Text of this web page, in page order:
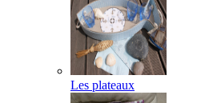
Les plateaux